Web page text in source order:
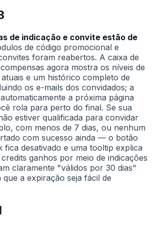
de indicação e convite estão de
de código promocional e
foram reabertos. A caixa de
agora mostra os níveis de
e um histórico completo de
os e-mails dos convidados; a
a próxima página
rola para perto do final. Se sua
estiver qualificada para convidar
com menos de 7 dias, ou nenhum
com sucesso ainda — o botão
fica desativado e uma tooltip explica
ganhos por meio de indicações
claramente "válidos por 30 dias"
que a expiração seja fácil de